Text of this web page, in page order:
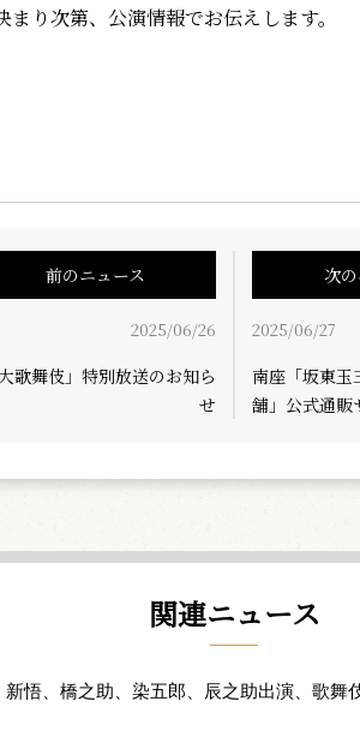
り次第、公演情報でお伝えします。
前のニュース
2025/06/26
歌舞伎」特別放送のお知ら
せ
次
2025/06/27
南座「坂東玉
舗」公式通販
関連ニュース
新悟、橋之助、染五郎、辰之助出演、歌